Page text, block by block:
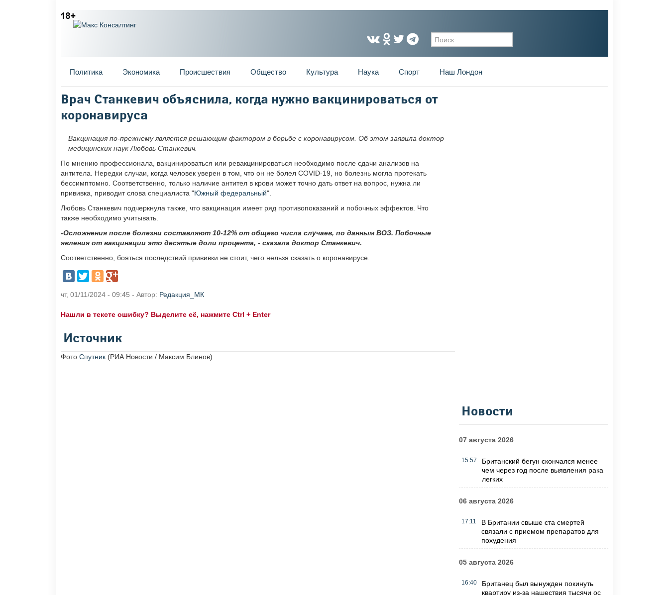
Форма поиска
Главное меню
Политика Экономика Происшествия Общество Культура Наука Спорт Наш Лондон
Вы здесь
Врач Станкевич объяснила, когда нужно вакцинироваться от
коронавируса
Вакцинация по-прежнему является решающим фактором в борьбе с коронавирусом. Об этом заявила доктор
медицинских наук Любовь Станкевич.
По мнению профессионала, вакцинироваться или ревакцинироваться необходимо после сдачи анализов на
антитела. Нередки случаи, когда человек уверен в том, что он не болел COVID-19, но болезнь могла протекать
бессимптомно. Соответственно, только наличие антител в крови может точно дать ответ на вопрос, нужна ли
прививка, приводит слова специалиста "Южный федеральный".
Любовь Станкевич подчеркнула также, что вакцинация имеет ряд противопоказаний и побочных эффектов. Что
также необходимо учитывать.
-Осложнения после болезни составляют 10-12% от общего числа случаев, по данным ВОЗ. Побочные
явления от вакцинации это десятые доли процента, - сказала доктор Станкевич.
Соответственно, бояться последствий прививки не стоит, чего нельзя сказать о коронавирусе.
чт, 01/11/2024 - 09:45 - Автор: Редакция_МК
Нашли в тексте ошибку? Выделите её, нажмите Ctrl + Enter
Источник
Фото Спутник (РИА Новости / Максим Блинов)
Новости
07 августа 2026
15:57
Британский бегун скончался менее
чем через год после выявления рака
легких
06 августа 2026
17:11
В Британии свыше ста смертей
связали с приемом препаратов для
похудения
05 августа 2026
16:40
Британец был вынужден покинуть
квартиру из-за нашествия тысячи ос